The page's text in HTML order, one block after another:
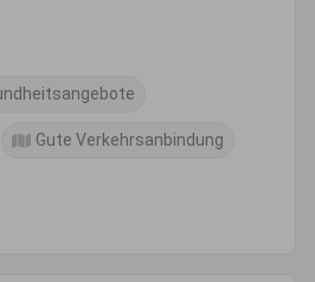
Gute Verkehrsanbindung